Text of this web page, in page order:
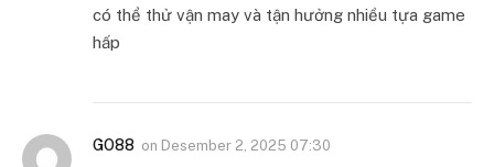
có thể thử vận may và tận hưởng nhiều tựa game
hấp
GO88 on Desember 2, 2025 07:30